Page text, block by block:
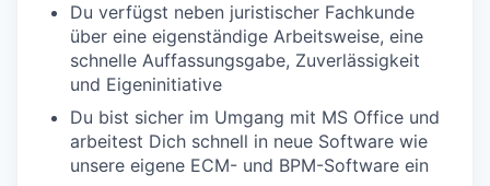
Du verfügst neben juristischer Fachkunde
über eine eigenständige Arbeitsweise, eine
schnelle Auffassungsgabe, Zuverlässigkeit
und Eigeninitiative
Du bist sicher im Umgang mit MS Office und
arbeitest Dich schnell in neue Software wie
unsere eigene ECM- und BPM-Software ein